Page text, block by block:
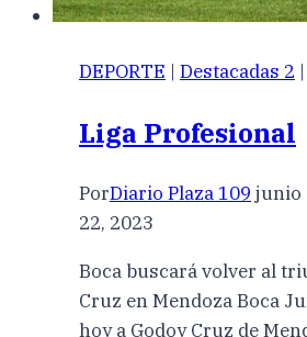
DEPORTE | Destacadas 2 |
Liga Profesional
PorDiario Plaza 109 junio
22, 2023
Boca buscará volver al
Cruz en Mendoza Boca
hoy a Godoy Cruz de